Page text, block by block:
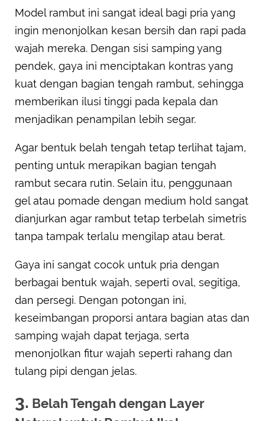
Model rambut ini sangat ideal bagi pria yang
ingin menonjolkan kesan bersih dan rapi pada
wajah mereka. Dengan sisi samping yang
pendek, gaya ini menciptakan kontras yang
kuat dengan bagian tengah rambut, sehingga
memberikan ilusi tinggi pada kepala dan
menjadikan penampilan lebih segar.
Agar bentuk belah tengah tetap terlihat tajam,
penting untuk merapikan bagian tengah
rambut secara rutin. Selain itu, penggunaan
gel atau pomade dengan medium hold sangat
dianjurkan agar rambut tetap terbelah simetris
tanpa tampak terlalu mengilap atau berat.
Gaya ini sangat cocok untuk pria dengan
berbagai bentuk wajah, seperti oval, segitiga,
dan persegi. Dengan potongan ini,
keseimbangan proporsi antara bagian atas dan
samping wajah dapat terjaga, serta
menonjolkan fitur wajah seperti rahang dan
tulang pipi dengan jelas.
3. Belah Tengah dengan Layer